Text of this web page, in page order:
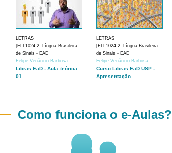
LETRAS
[FLL1024-2] Língua Brasileira
de Sinais - EAD
Felipe Venâncio Barbosa...
Libras EaD - Aula teórica
01
LETRAS
[FLL1024-2] Língua Brasileira
de Sinais - EAD
Felipe Venâncio Barbosa...
Curso Libras EaD USP -
Apresentação
Como funciona o e-Aulas?